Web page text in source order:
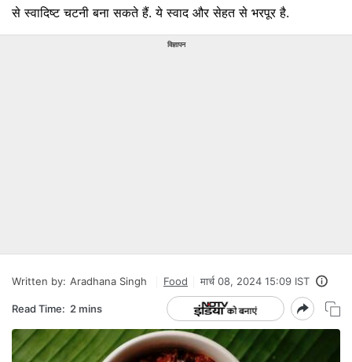
से स्वादिष्ट चटनी बना सकते हैं. ये स्वाद और सेहत से भरपूर है.
विज्ञापन
Written by: Aradhana Singh Food मार्च 08, 2024 15:09 IST
Read Time: 2 mins